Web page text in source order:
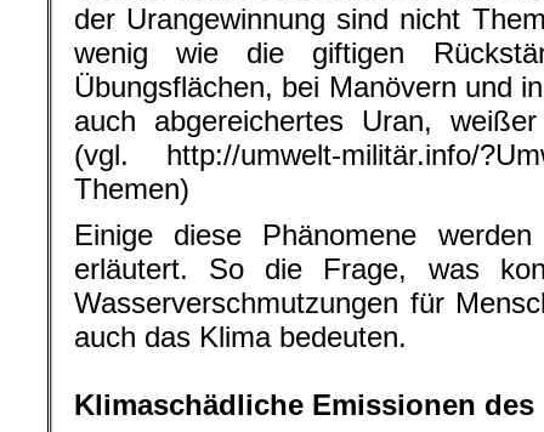
der Urangewinnung sind nicht
wenig wie die giftigen
Übungsflächen, bei Manövern und
auch abgereichertes Uran,
(vgl. http://umwelt-militär.info/
Themen)
Einige diese Phänomene
erläutert. So die Frage, was
Wasserverschmutzungen für
auch das Klima bedeuten.
Klimaschädliche Emissionen des